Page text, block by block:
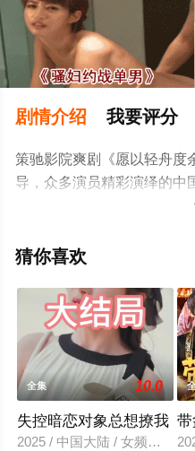
剧情介绍 我要评分
策驰影院爽剧《愿以轻舟度
导，众多演员精彩演绎的中
揭晓（全80集），手机免
剧、电视猫或剧情网等平台
猜你喜欢
全集 10.0
失控暗恋对象总想撩我
2025 / 中国大陆 / 女频恋爱